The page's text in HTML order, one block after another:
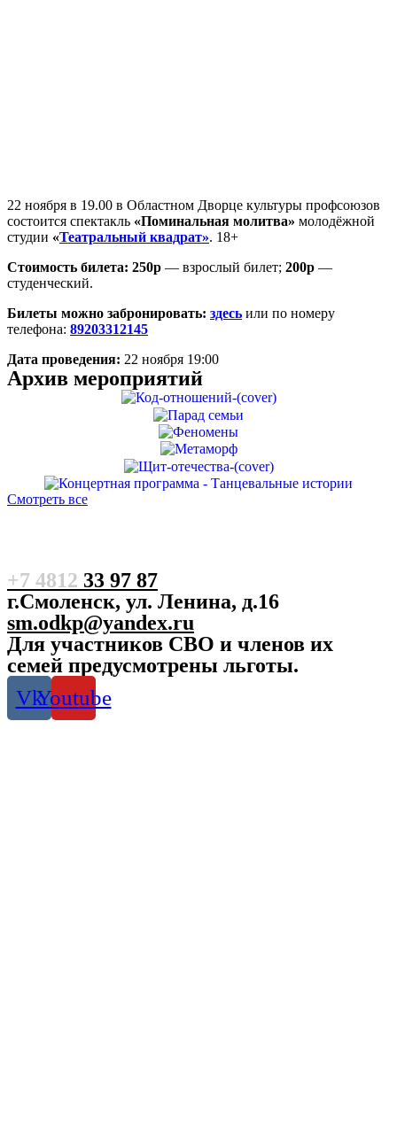
22 ноября в 19.00 в Областном Дворце культуры профсоюзов
состоится спектакль «Поминальная молитва» молодёжной
студии «Театральный квадрат». 18+
Стоимость билета: 250р — взрослый билет; 200р —
студенческий.
Билеты можно забронировать: здесь или по номеру
телефона: 89203312145
Дата проведения: 22 ноября 19:00
Архив мероприятий
Смотреть все
+7 4812 33 97 87
г.Смоленск, ул. Ленина, д.16
sm.odkp@yandex.ru
Для участников СВО и членов их
семей предусмотрены льготы.
VkYoutube